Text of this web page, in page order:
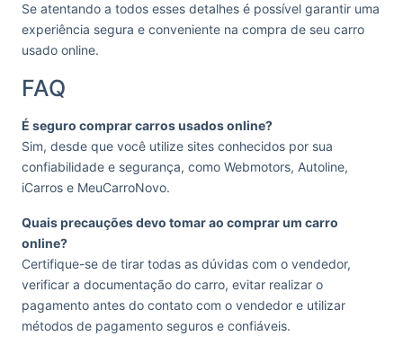
Se atentando a todos esses detalhes é possível garantir uma
experiência segura e conveniente na compra de seu carro
usado online.
FAQ
É seguro comprar carros usados online?
Sim, desde que você utilize sites conhecidos por sua
confiabilidade e segurança, como Webmotors, Autoline,
iCarros e MeuCarroNovo.
Quais precauções devo tomar ao comprar um carro
online?
Certifique-se de tirar todas as dúvidas com o vendedor,
verificar a documentação do carro, evitar realizar o
pagamento antes do contato com o vendedor e utilizar
métodos de pagamento seguros e confiáveis.